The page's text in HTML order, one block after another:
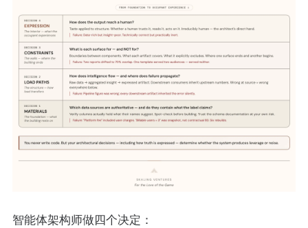
智能体架构师做四个决定：